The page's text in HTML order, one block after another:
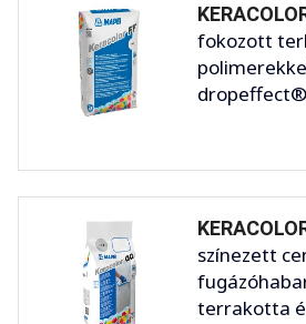
fokozott
dropeffect®
színezett
terrakotta